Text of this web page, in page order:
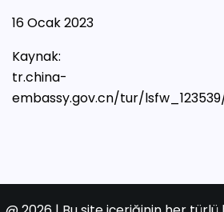
16 Ocak 2023
Kaynak:
tr.china-
embassy.gov.cn/tur/